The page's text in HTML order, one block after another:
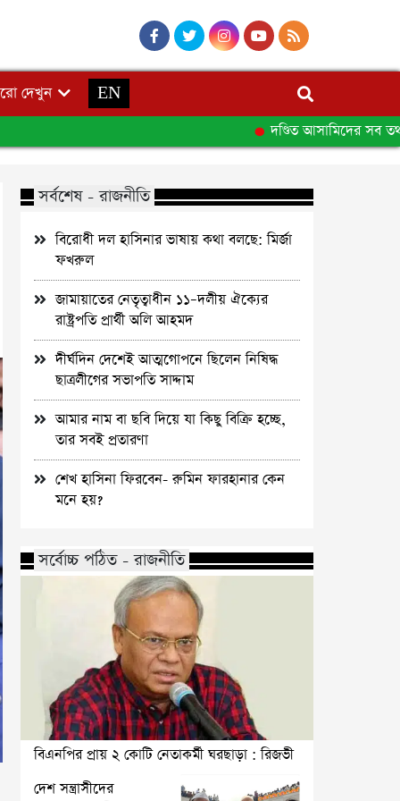
দেখুন
EN
দণ্ডিত আসামিদের সব তথ্য
সর্বশেষ - রাজনীতি
বিরোধী দল হাসিনার ভাষায় কথা বলছে: মির্জা
ফখরুল
জামায়াতের নেতৃত্বাধীন ১১–দলীয় ঐক্যের
রাষ্ট্রপতি প্রার্থী অলি আহমদ
দীর্ঘদিন দেশেই আত্মগোপনে ছিলেন নিষিদ্ধ
ছাত্রলীগের সভাপতি সাদ্দাম
আমার নাম বা ছবি দিয়ে যা কিছু বিক্রি হচ্ছে,
তার সবই প্রতারণা
শেখ হাসিনা ফিরবেন- রুমিন ফারহানার কেন
মনে হয়?
সর্বোচ্চ পঠিত - রাজনীতি
বিএনপির প্রায় ২ কোটি নেতাকর্মী ঘরছাড়া : রিজভী
দেশ সন্ত্রাসীদের